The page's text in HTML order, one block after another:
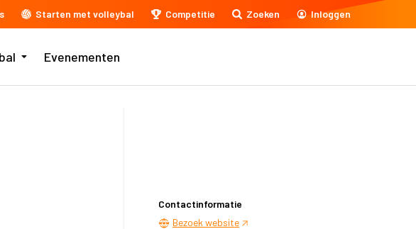
Starten met volleybal Competitie Zoeken Inloggen
Evenementen
Contactinformatie
Bezoek website